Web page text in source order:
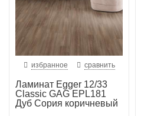
избранное сравнить
Ламинат Egger 12/33
Classic GAG EPL181
Дуб Сория коричневый